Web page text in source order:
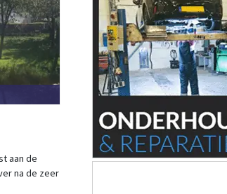
aan de
na de zeer